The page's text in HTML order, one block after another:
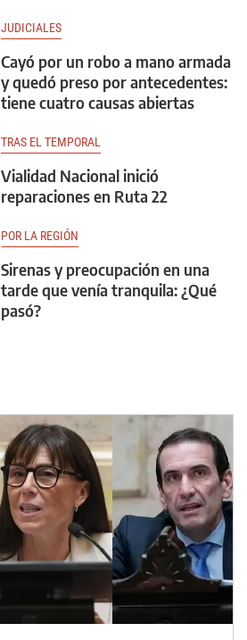
JUDICIALES
Cayó por un robo a mano armada
y quedó preso por antecedentes:
tiene cuatro causas abiertas
TRAS EL TEMPORAL
Vialidad Nacional inició
reparaciones en Ruta 22
POR LA REGIÓN
Sirenas y preocupación en una
tarde que venía tranquila: ¿Qué
pasó?